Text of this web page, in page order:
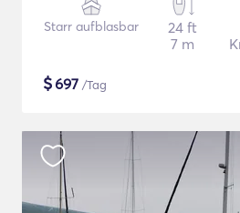
Starr aufblasbar
24 ft
7 m
$697 /Tag